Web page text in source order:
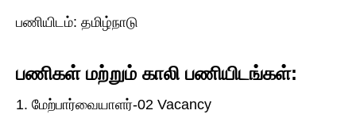
பணியிடம்: தமிழ்நாடு
பணிகள் மற்றும் காலி பணியிடங்கள்:
1. மேற்பார்வையாளர்-02 Vacancy